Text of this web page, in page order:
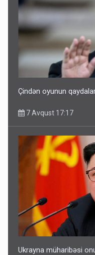
Çindən oyunun
7 Avqust 17:17
Ukrayna müharibəsi